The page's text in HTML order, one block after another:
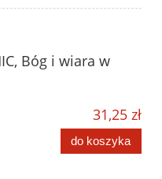
Bóg i wiara w
31,25 zł
do koszyka